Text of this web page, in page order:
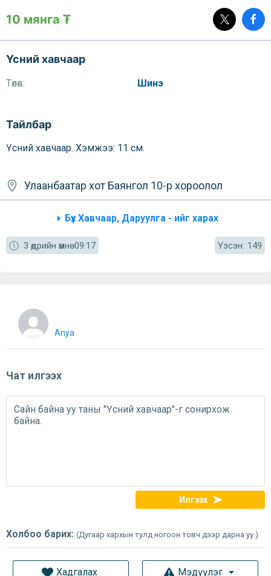
10 мянга ₮
Үсний хавчаар
Төлөв: Шинэ
Тайлбар
Үсний хавчаар. Хэмжээ: 11 см.
Улаанбаатар хот Баянгол 10-р хороолол
Бүх Хавчаар, Даруулга - ийг харах
3 өдрийн өмнө 09:17 Үзсэн: 149
Anya
Чат илгээх
Илгээх
Холбоо барих: (Дугаар хархын тулд ногоон товч дээр дарна уу.)
Хадгалах Мэдүүлэг